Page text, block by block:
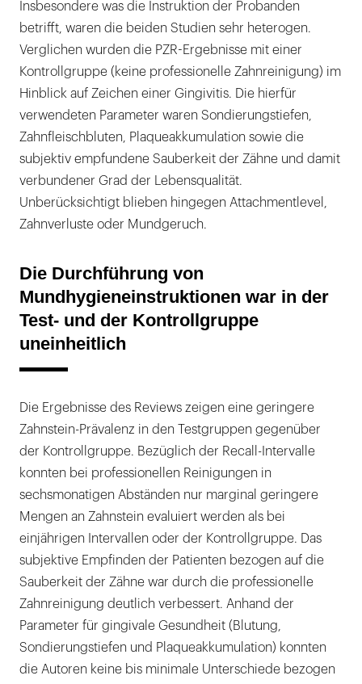
Insbesondere was die Instruktion der Probanden
betrifft, waren die beiden Studien sehr heterogen.
Verglichen wurden die PZR-Ergebnisse mit einer
Kontrollgruppe (keine professionelle Zahnreinigung) im
Hinblick auf Zeichen einer Gingivitis. Die hierfür
verwendeten Parameter waren Sondierungstiefen,
Zahnfleischbluten, Plaqueakkumulation sowie die
subjektiv empfundene Sauberkeit der Zähne und damit
verbundener Grad der Lebensqualität.
Unberücksichtigt blieben hingegen Attachmentlevel,
Zahnverluste oder Mundgeruch.
Die Durchführung von
Mundhygieneinstruktionen war in der
Test- und der Kontrollgruppe
uneinheitlich
Die Ergebnisse des Reviews zeigen eine geringere
Zahnstein-Prävalenz in den Testgruppen gegenüber
der Kontrollgruppe. Bezüglich der Recall-Intervalle
konnten bei professionellen Reinigungen in
sechsmonatigen Abständen nur marginal geringere
Mengen an Zahnstein evaluiert werden als bei
einjährigen Intervallen oder der Kontrollgruppe. Das
subjektive Empfinden der Patienten bezogen auf die
Sauberkeit der Zähne war durch die professionelle
Zahnreinigung deutlich verbessert. Anhand der
Parameter für gingivale Gesundheit (Blutung,
Sondierungstiefen und Plaqueakkumulation) konnten
die Autoren keine bis minimale Unterschiede bezogen